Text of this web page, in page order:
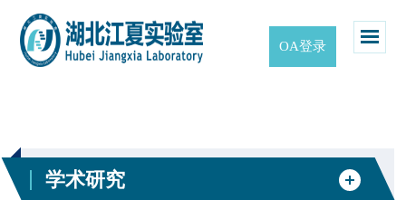
OA登录
学术研究